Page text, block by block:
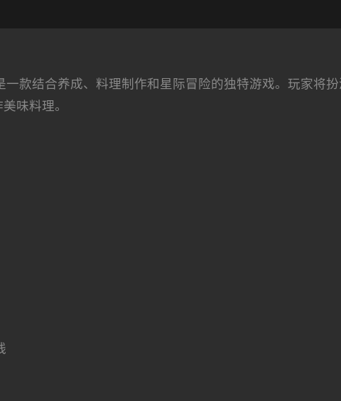
一款结合养成、料理制作和星际冒险的独特游戏。玩家将
味料理。